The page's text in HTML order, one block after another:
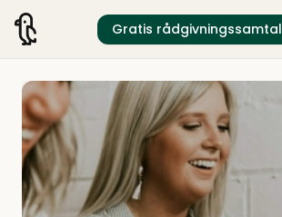
Gratis rådgivningssamtal